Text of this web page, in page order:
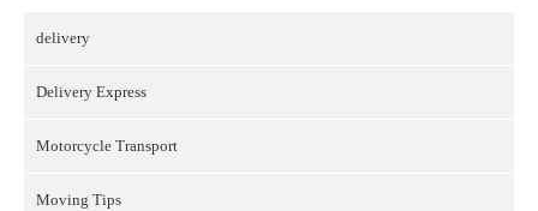
delivery
Delivery Express
Motorcycle Transport
Moving Tips